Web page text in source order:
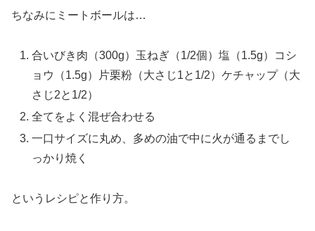
ちなみにミートボールは…
合いびき肉（300g）玉ねぎ（1/2個）塩（1.5g）コシ
ョウ（1.5g）片栗粉（大さじ1と1/2）ケチャップ（大
さじ2と1/2）
全てをよく混ぜ合わせる
一口サイズに丸め、多めの油で中に火が通るまでし
っかり焼く
というレシピと作り方。